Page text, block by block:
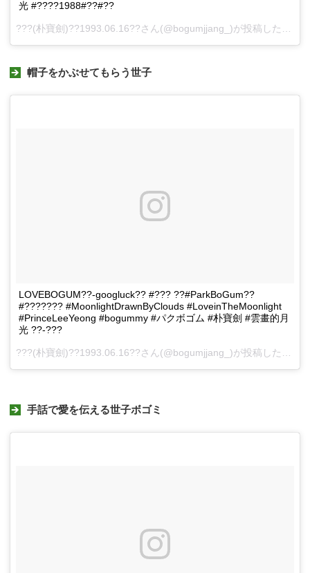
光 #????1988#??#??
帽子をかぶせてもらう世子
LOVEBOGUM??-googluck?? #??? ??#ParkBoGum??
#??????? #MoonlightDrawnByClouds #LoveinTheMoonlight
#PrinceLeeYeong #bogummy #パクボゴム #朴寶劍 #雲畫的月
光 ??-???
手話で愛を伝える世子ボゴミ